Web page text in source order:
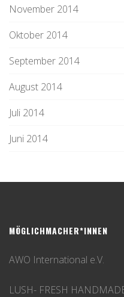
November 2014
Oktober 2014
September 2014
August 2014
Juli 2014
Juni 2014
MÖGLICHMACHER*INNEN
AWO International e.V.
LUSH- FRESH